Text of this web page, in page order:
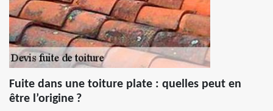
Fuite dans une toiture plate : quelles peut en
être l’origine ?